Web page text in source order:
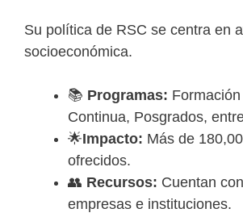
Su política de RSC se centra en
socioeconómica.
📚 Programas:
Continua, Posgrados,
🌟Impacto: Más de
ofrecidos.
👥 Recursos: Cuentan
empresas e instituciones.